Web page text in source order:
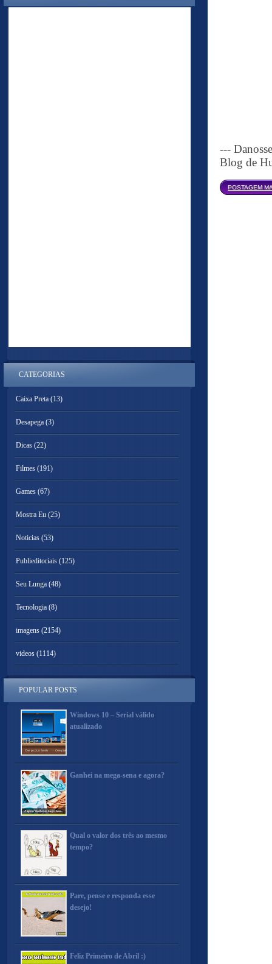
---
Blog de
POSTAGEM
CATEGORIAS
Caixa Preta (13)
Desapega (3)
Dicas (22)
Filmes (191)
Games (67)
Mostra Eu (25)
Noticias (53)
Publieditoriais (125)
Seu Lunga (48)
Tecnologia (8)
imagens (2154)
videos (1114)
POPULAR POSTS
Windows 10 – Serial válido
atualizado
Ganhei na mega-sena e agora?
Qual o valor dos três ao mesmo
tempo?
Pare, pense e responda esse
desejo!
Feliz Primeiro de Abril :)